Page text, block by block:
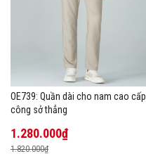
OE739: Quần dài cho nam cao cấp
công sở thẳng
1.280.000₫
1.820.000₫